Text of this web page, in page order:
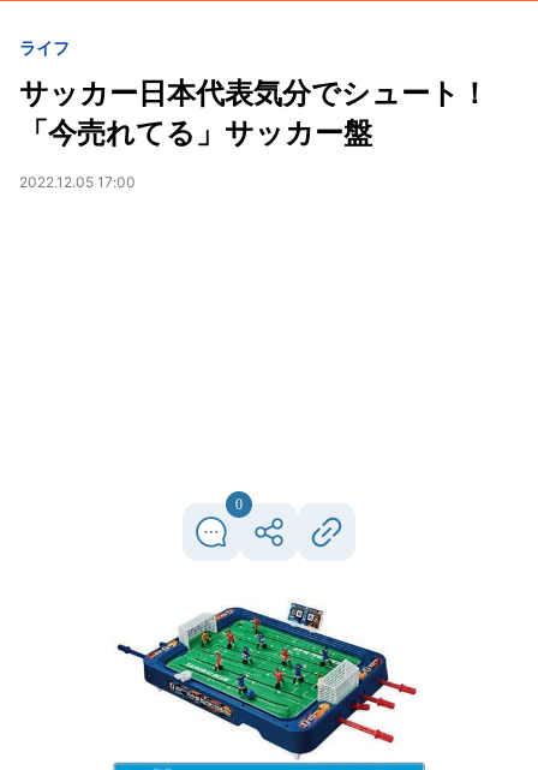
ライフ
サッカー日本代表気分でシュート！
「今売れてる」サッカー盤
2022.12.05 17:00
0